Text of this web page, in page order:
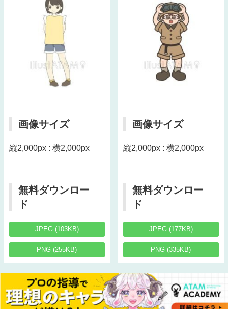
画像サイズ
縦2,000px : 横2,000px
無料ダウンロー
ド
JPEG (103KB)
PNG (255KB)
画像サイズ
縦2,000px : 横2,000px
無料ダウンロー
ド
JPEG (177KB)
PNG (335KB)